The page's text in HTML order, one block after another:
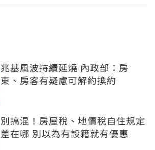
兆基風波持續延燒 內政部：房
東、房客有疑慮可解約換約
別搞混！房屋稅、地價稅自住規定
差在哪 別以為有設籍就有優惠